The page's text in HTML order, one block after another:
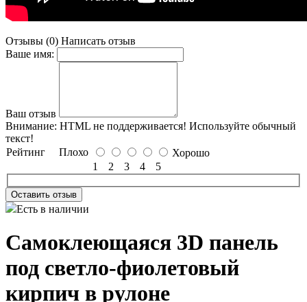
Отзывы (0) Написать отзыв
Ваше имя:
Ваш отзыв
Внимание: HTML не поддерживается! Используйте обычный
текст!
Рейтинг Плохо
Хорошо
1
2 3 4 5
Оставить отзыв
Есть в наличии
Самоклеющаяся 3D панель
под светло-фиолетовый
кирпич в рулоне